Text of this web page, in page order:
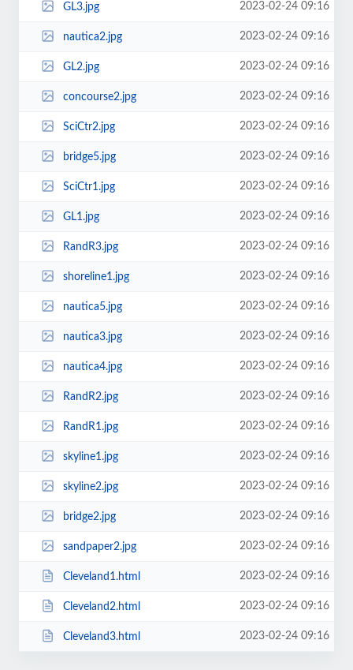
GL3.jpg 2023-02-24 09:16
nautica2.jpg 2023-02-24 09:16
GL2.jpg 2023-02-24 09:16
concourse2.jpg 2023-02-24 09:16
SciCtr2.jpg 2023-02-24 09:16
bridge5.jpg 2023-02-24 09:16
SciCtr1.jpg 2023-02-24 09:16
GL1.jpg 2023-02-24 09:16
RandR3.jpg 2023-02-24 09:16
shoreline1.jpg 2023-02-24 09:16
nautica5.jpg 2023-02-24 09:16
nautica3.jpg 2023-02-24 09:16
nautica4.jpg 2023-02-24 09:16
RandR2.jpg 2023-02-24 09:16
RandR1.jpg 2023-02-24 09:16
skyline1.jpg 2023-02-24 09:16
skyline2.jpg 2023-02-24 09:16
bridge2.jpg 2023-02-24 09:16
sandpaper2.jpg 2023-02-24 09:16
Cleveland1.html 2023-02-24 09:16
Cleveland2.html 2023-02-24 09:16
Cleveland3.html 2023-02-24 09:16